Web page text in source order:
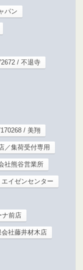
パン
/ 不退寺
/ 美翔
／集荷受付専用
社熊谷営業所
イゼンセンター
ナ前店
社藤井材木店